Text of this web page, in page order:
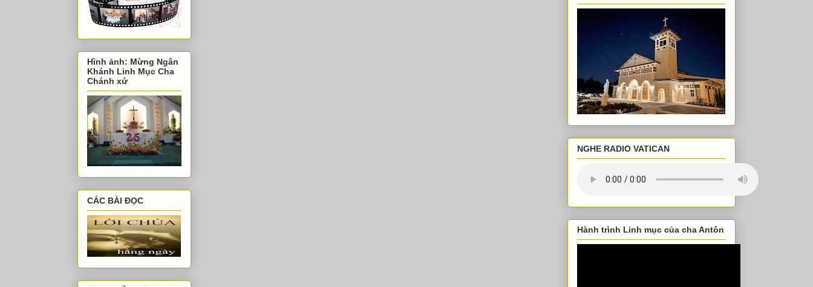
Hình ảnh: Mừng Ngân
Khánh Linh Mục Cha
Chánh xứ
CÁC BÀI ĐỌC
NGHE RADIO VATICAN
Hành trình Linh mục của cha Antôn